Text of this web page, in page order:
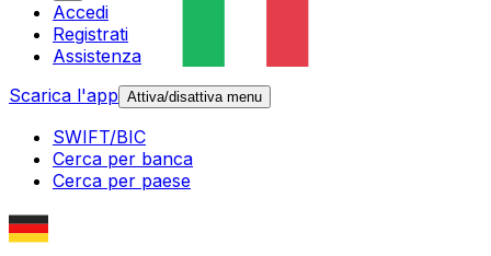
Accedi
Registrati
Assistenza
Scarica l'app Attiva/disattiva menu
SWIFT/BIC
Cerca per banca
Cerca per paese